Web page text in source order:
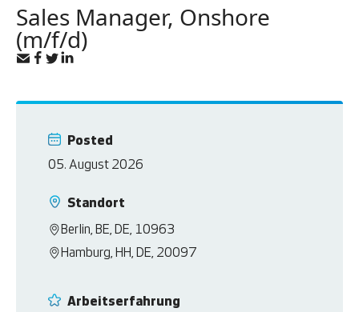
Sales Manager, Onshore
(m/f/d)
Posted
05. August 2026
Standort
Berlin, BE, DE, 10963
Hamburg, HH, DE, 20097
Arbeitserfahrung